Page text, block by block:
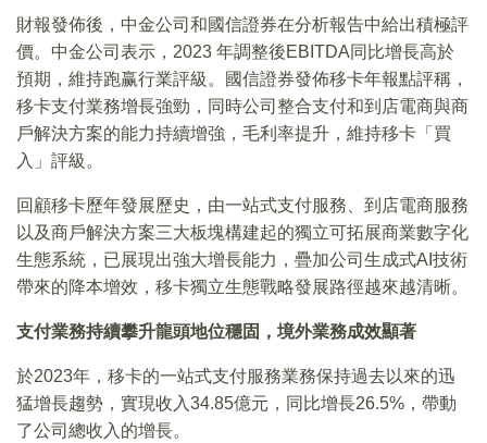
財報發佈後，中金公司和國信證券在分析報告中給出積極評
價。中金公司表示，2023 年調整後EBITDA同比增長高於
預期，維持跑赢行業評級。國信證券發佈移卡年報點評稱，
移卡支付業務增長強勁，同時公司整合支付和到店電商與商
戶解決方案的能力持續增強，毛利率提升，維持移卡「買
入」評級。
回顧移卡歷年發展歷史，由一站式支付服務、到店電商服務
以及商戶解決方案三大板塊構建起的獨立可拓展商業數字化
生態系統，已展現出強大增長能力，疊加公司生成式AI技術
帶來的降本增效，移卡獨立生態戰略發展路徑越來越清晰。
支付業務持續攀升龍頭地位穩固，境外業務成效顯著
於2023年，移卡的一站式支付服務業務保持過去以來的迅
猛增長趨勢，實現收入34.85億元，同比增長26.5%，帶動
了公司總收入的增長。